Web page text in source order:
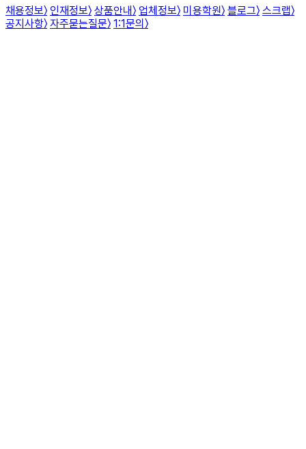
채용정보〉 인재정보〉 상품안내 〉 업체정보〉 미용학원〉 블로그〉 스크랩〉
공지사항〉 자주묻는질문〉 1:1문의 〉